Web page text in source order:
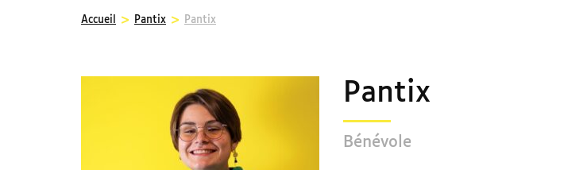
Accueil > Pantix > Pantix
Pantix
Bénévole